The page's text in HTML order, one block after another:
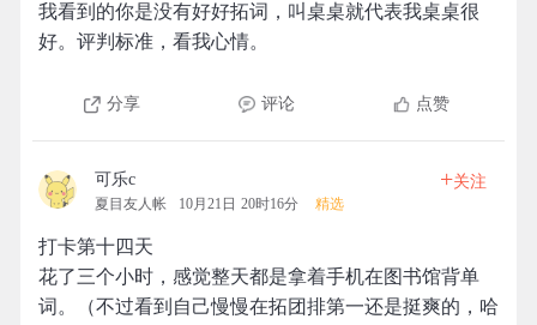
我看到的你是没有好好拓词，叫桌桌就代表我桌桌很
好。评判标准，看我心情。
分享 评论 点赞
可乐c
夏目友人帐 10月21日 20时16分 精选
+关注
打卡第十四天
花了三个小时，感觉整天都是拿着手机在图书馆背单
词。（不过看到自己慢慢在拓团排第一还是挺爽的，哈